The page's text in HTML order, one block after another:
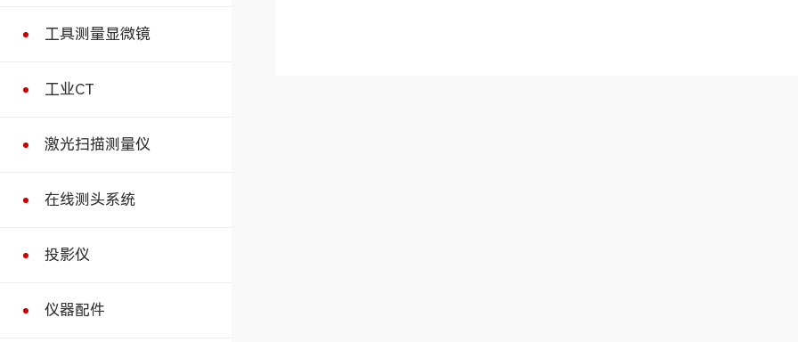
工具测量显微镜
工业CT
激光扫描测量仪
在线测头系统
投影仪
仪器配件